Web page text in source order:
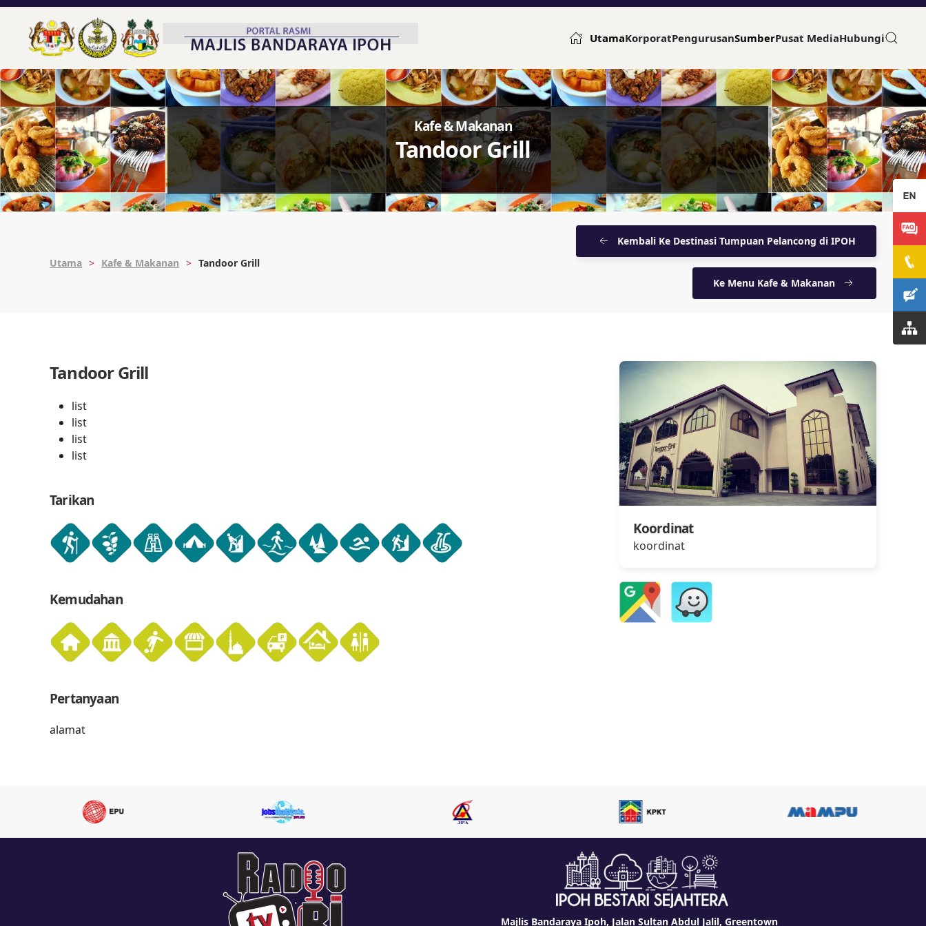
UtamaKorporatPengurusanSumberPusat MediaHubungi
Kafe & Makanan
Tandoor Grill
Utama Kafe & Makanan Tandoor Grill
Kembali Ke Destinasi Tumpuan Pelancong di IPOH
Ke Menu Kafe & Makanan
Tandoor Grill
list
list
list
list
Tarikan
Kemudahan
Pertanyaan
alamat
Koordinat
koordinat
Majlis Bandaraya Ipoh, Jalan Sultan Abdul Jalil, Greentown